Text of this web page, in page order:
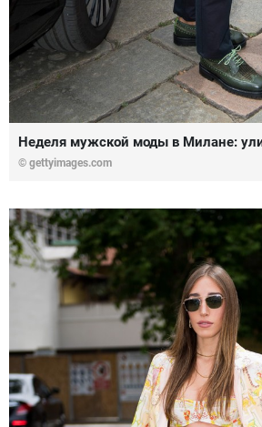
Неделя мужской моды в Милане:
© gettyimages.com